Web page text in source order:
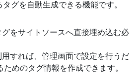
グを自動生成できる機能です。
をサイトソースへ直接埋め込む必
すれば、管理画面で設定を行うだ
めのタグ情報を作成できます。